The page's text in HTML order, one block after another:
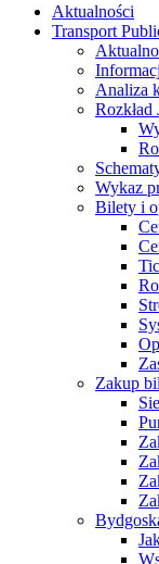
Aktualności
Transport
Analiza
Rozkład
Wykaz
Bilety i
Zakup